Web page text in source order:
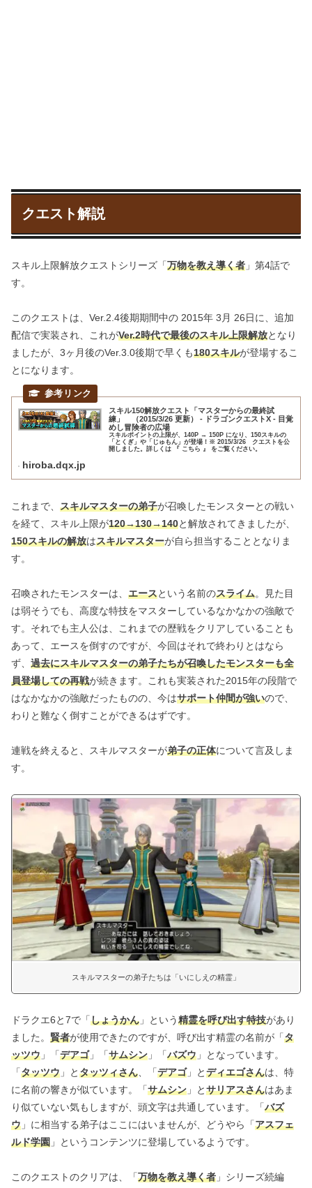
クエスト解説
スキル上限解放クエストシリーズ「万物を教え導く者 」第4話で
す。
このクエストは、Ver.2.4後期期間中の 2015年 3月 26日に、追加
配信で実装され、これがVer.2時代で最後のスキル上限解放となり
ましたが、3ヶ月後のVer.3.0後期で早くも180スキルが登場するこ
とになります。
スキル150解放クエスト「マスターからの最終試
練」 （2015/3/26 更新） - ドラゴンクエストX - 目覚
めし冒険者の広場
スキルポイントの上限が、140P → 150P になり、150スキルの
「とくぎ」や「じゅもん」が登場！※ 2015/3/26 クエストを公
開しました。詳しくは 『 こちら 』 をご覧ください。
hiroba.dqx.jp
これまで、 スキルマスターの弟子が召喚したモンスターとの戦い
を経て、スキル上限が120→130→140と解放されてきましたが、
150スキルの解放はスキルマスターが自ら担当することとなりま
す。
召喚されたモンスターは、 エースという名前のスライム。見た目
は弱そうでも、高度な特技をマスターしているなかなかの強敵で
す。それでも主人公は、これまでの歴戦をクリアしていることも
あって、エースを倒すのですが、今回はそれで終わりとはなら
ず、 過去にスキルマスターの弟子たちが召喚したモンスターも全
員登場しての再戦が続きます。これも実装された2015年の段階で
はなかなかの強敵だったものの、今はサポート仲間が強いので、
わりと難なく倒すことができるはずです。
連戦を終えると、スキルマスターが弟子の正体について言及しま
す。
スキルマスターの弟子たちは「いにしえの精霊」
ドラクエ6と7で「しょうかん 」という精霊を呼び出す特技があり
ました。 賢者が使用できたのですが、呼び出す精霊の名前が「タ
ッツウ 」「デアゴ」「サムシン 」「バズウ 」となっています。
「タッツウ 」とタッツィさん、「デアゴ」とディエゴさんは、特
に名前の響きが似ています。「サムシン 」とサリアスさんはあま
り似ていない気もしますが、頭文字は共通しています。「バズ
ウ 」に相当する弟子はここにはいませんが、どうやら「アスフェ
ルド学園 」というコンテンツに登場しているようです。
このクエストのクリアは、「万物を教え導く者 」シリーズ続編